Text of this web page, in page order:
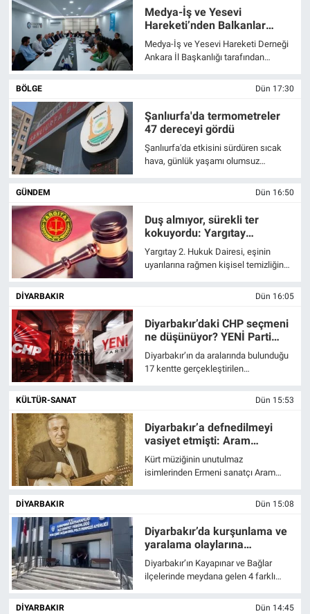
ile su sponsorluğu anlaşmasını bir
sezon daha uzattı.
Medya-İş ve Yesevi
Hareketi’nden Balkanlar
çalıştayı
Medya-İş ve Yesevi Hareketi Derneği
Ankara İl Başkanlığı tarafından
Türk ve Müslüman toplulukların sivil
bağların korunmasındaki rolü ele
alındı.
BÖLGE Dün 17:30
Şanlıurfa'da termometreler
47 dereceyi gördü
Şanlıurfa'da etkisini sürdüren sıcak
hava, günlük yaşamı olumsuz
GÜNDEM Dün 16:50
Duş almıyor, sürekli ter
kokuyordu: Yargıtay
boşanmada “tam kusur” dedi
Yargıtay 2. Hukuk Dairesi, eşinin
uyarılarına rağmen kişisel temizliğine
belirtilen kocayı boşanma davasında
mahkemenin kadın lehine hükmettiği
360 bin liralık tazminat kararı onandı.
DİYARBAKIR Dün 16:05
Diyarbakır’daki CHP seçmeni
ne düşünüyor? YENİ Parti
anketinden dikkat çeken
sonuçlar
Diyarbakır’ın da aralarında bulunduğu
17 kentte gerçekleştirilen
Parti’ye yönelik tutumu ölçüldü.
kurulmasını “çok olumlu”, yüzde 16,5’i
ise “olumlu” buldu.
KÜLTÜR-SANAT Dün 15:53
Diyarbakır’a defnedilmeyi
vasiyet etmişti: Aram
Tigran’ın ölümünün
üzerinden 17 yıl geçti
Kürt müziğinin unutulmaz
isimlerinden Ermeni sanatçı Aram
hayatını kaybetti. Diyarbakır’a
ölümünün 17. yılında eserleriyle
anılıyor
DİYARBAKIR Dün 15:08
Diyarbakır’da kurşunlama ve
yaralama olaylarına
operasyon
Diyarbakır’ın Kayapınar ve Bağlar
ilçelerinde meydana gelen 4 farklı
şüphelileri, polis ekiplerinin çalışması
DİYARBAKIR Dün 14:45